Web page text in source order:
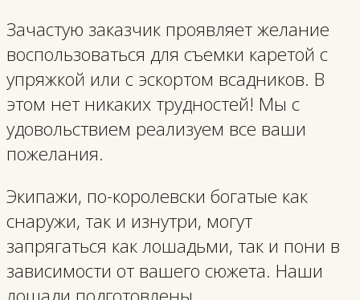
Зачастую заказчик проявляет желание
воспользоваться для съемки каретой с
упряжкой или с эскортом всадников. В
этом нет никаких трудностей! Мы с
удовольствием реализуем все ваши
пожелания.
Экипажи, по-королевски богатые как
снаружи, так и изнутри, могут
запрягаться как лошадьми, так и пони в
зависимости от вашего сюжета. Наши